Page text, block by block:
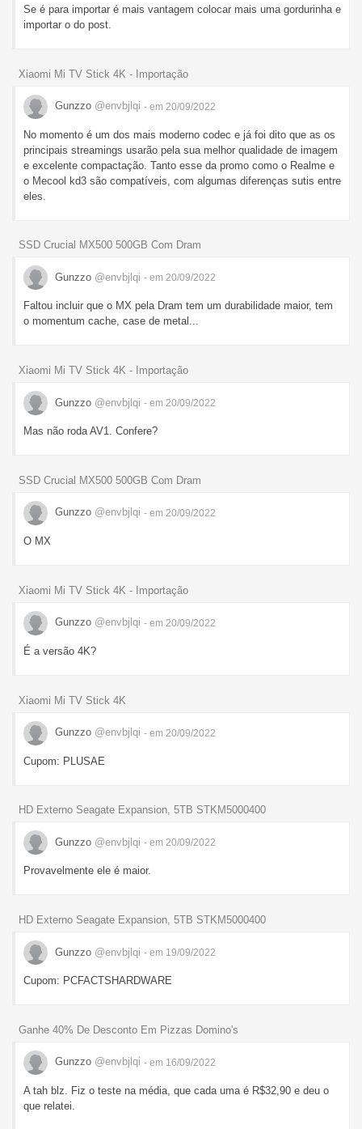
Se é para importar é mais vantagem colocar mais uma gordurinha e
importar o do post.
Xiaomi Mi TV Stick 4K - Importação
Gunzzo @envbjlqi - em 20/09/2022
No momento é um dos mais moderno codec e já foi dito que as os
principais streamings usarão pela sua melhor qualidade de imagem
e excelente compactação. Tanto esse da promo como o Realme e
o Mecool kd3 são compatíveis, com algumas diferenças sutis entre
eles.
SSD Crucial MX500 500GB Com Dram
Gunzzo @envbjlqi - em 20/09/2022
Faltou incluir que o MX pela Dram tem um durabilidade maior, tem
o momentum cache, case de metal...
Xiaomi Mi TV Stick 4K - Importação
Gunzzo @envbjlqi - em 20/09/2022
Mas não roda AV1. Confere?
SSD Crucial MX500 500GB Com Dram
Gunzzo @envbjlqi - em 20/09/2022
O MX
Xiaomi Mi TV Stick 4K - Importação
Gunzzo @envbjlqi - em 20/09/2022
É a versão 4K?
Xiaomi Mi TV Stick 4K
Gunzzo @envbjlqi - em 20/09/2022
Cupom: PLUSAE
HD Externo Seagate Expansion, 5TB STKM5000400
Gunzzo @envbjlqi - em 20/09/2022
Provavelmente ele é maior.
HD Externo Seagate Expansion, 5TB STKM5000400
Gunzzo @envbjlqi - em 19/09/2022
Cupom: PCFACTSHARDWARE
Ganhe 40% De Desconto Em Pizzas Domino's
Gunzzo @envbjlqi - em 16/09/2022
A tah blz. Fiz o teste na média, que cada uma é R$32,90 e deu o
que relatei.